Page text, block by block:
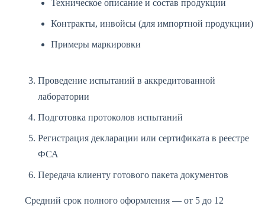
Техническое описание и состав продукции
Контракты, инвойсы (для импортной продукции)
Примеры маркировки
Проведение испытаний в аккредитованной
лаборатории
Подготовка протоколов испытаний
Регистрация декларации или сертификата в реестре
ФСА
Передача клиенту готового пакета документов
Средний срок полного оформления — от 5 до 12